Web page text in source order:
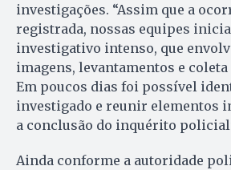
investigações. “Assim que a
registrada, nossas equipes
investigativo intenso, que
imagens, levantamentos e
Em poucos dias foi possível
investigado e reunir elementos
a conclusão do inquérito
Ainda conforme a autoridade